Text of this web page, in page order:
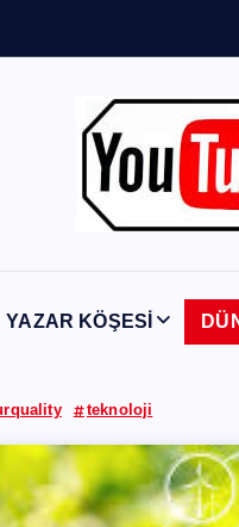
YAZAR KÖŞESİ
teknoloji